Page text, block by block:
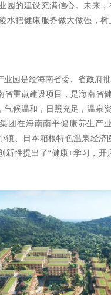
园的建设充满信心。未来
水把健康服务做大做强，
业园是经海南省委、省政府
省重点建设项目，是海南省
气候温和，日照充足，温泉
团在海南南平健康养生产
镇、日本箱根特色温泉经济
新性提出了“健康+学习，开